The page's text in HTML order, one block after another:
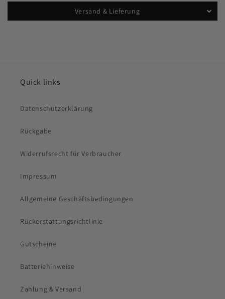
Versand & Lieferung
Quick links
Datenschutzerklärung
Rückgabe
Widerrufsrecht für Verbraucher
Impressum
Allgemeine Geschäftsbedingungen
Rückerstattungsrichtlinie
Gutscheine
Batteriehinweise
Zahlung & Versand